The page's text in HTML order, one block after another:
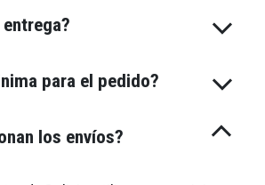
para el pedido?
los envíos?